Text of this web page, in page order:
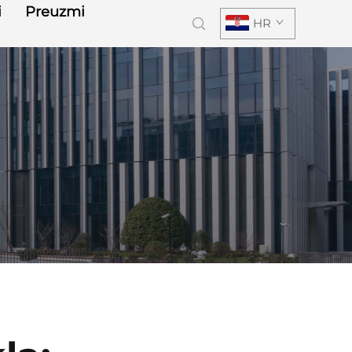
Preuzmi
HR